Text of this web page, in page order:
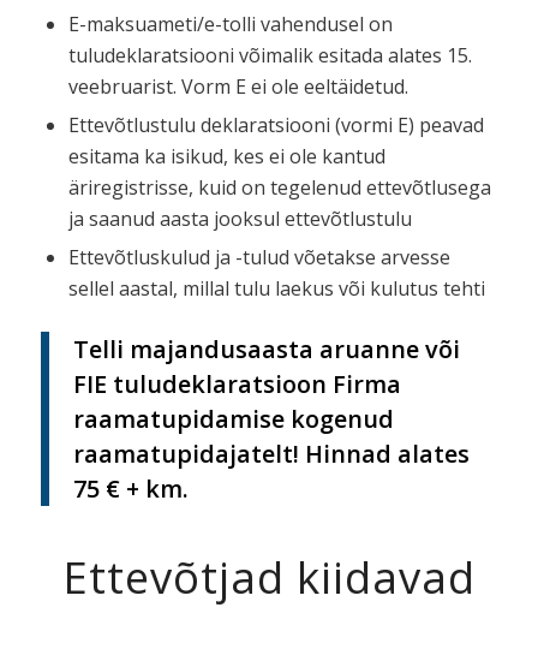
E-maksuameti/e-tolli vahendusel on
tuludeklaratsiooni võimalik esitada alates 15.
veebruarist. Vorm E ei ole eeltäidetud.
Ettevõtlustulu deklaratsiooni (vormi E) peavad
esitama ka isikud, kes ei ole kantud
äriregistrisse, kuid on tegelenud ettevõtlusega
ja saanud aasta jooksul ettevõtlustulu
Ettevõtluskulud ja -tulud võetakse arvesse
sellel aastal, millal tulu laekus või kulutus tehti
Telli majandusaasta aruanne või
FIE tuludeklaratsioon Firma
raamatupidamise kogenud
raamatupidajatelt! Hinnad alates
75 € + km.
Ettevõtjad kiidavad